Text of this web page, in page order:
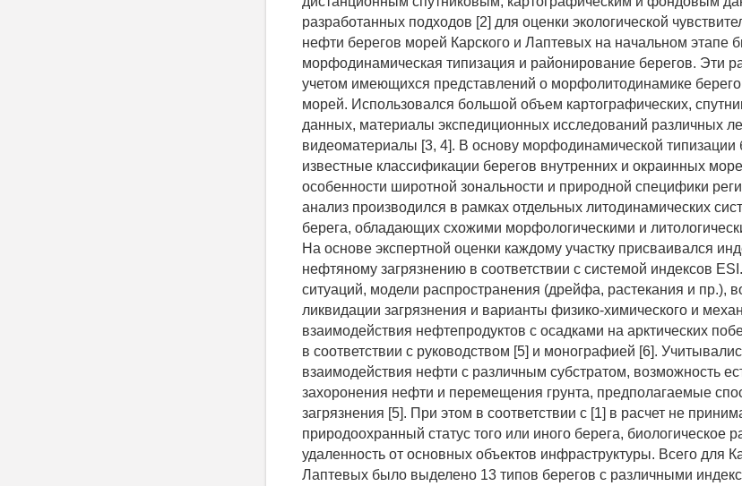
разработанных подходов [2] для оценки экологической
нефти берегов морей Карского и Лаптевых на начальном этапе
морфодинамическая типизация и районирование берегов. Эти
учетом имеющихся представлений о морфолитодинамике
морей. Использовался большой объем картографических,
данных, материалы экспедиционных исследований различных
видеоматериалы [3, 4]. В основу морфодинамической
известные классификации берегов внутренних и окраинных
особенности широтной зональности и природной специфики
анализ производился в рамках отдельных литодинамических
берега, обладающих схожими морфологическими и
На основе экспертной оценки каждому участку присваивался
нефтяному загрязнению в соответствии с системой индексов
ситуаций, модели распространения (дрейфа, растекания и пр.),
ликвидации загрязнения и варианты физико-химического и
взаимодействия нефтепродуктов с осадками на арктических
в соответствии с руководством [5] и монографией [6].
взаимодействия нефти с различным субстратом, возможность
захоронения нефти и перемещения грунта, предполагаемые
загрязнения [5]. При этом в соответствии с [1] в расчет не
природоохранный статус того или иного берега, биологическое
удаленность от основных объектов инфраструктуры. Всего для
Лаптевых было выделено 13 типов берегов с различными